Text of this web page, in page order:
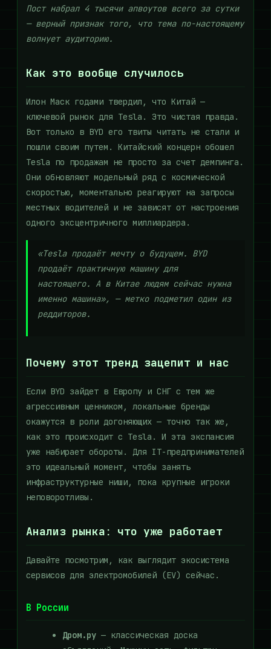
Пост набрал 4 тысячи апвоутов всего за сутки
— верный признак того, что тема по-настоящему
волнует аудиторию.
Как это вообще случилось
Илон Маск годами твердил, что Китай —
ключевой рынок для Tesla. Это чистая правда.
Вот только в BYD его твиты читать не стали и
пошли своим путем. Китайский концерн обошел
Tesla по продажам не просто за счет демпинга.
Они обновляют модельный ряд с космической
скоростью, моментально реагируют на запросы
местных водителей и не зависят от настроения
одного эксцентричного миллиардера.
«Tesla продаёт мечту о будущем. BYD
продаёт практичную машину для
настоящего. А в Китае людям сейчас нужна
именно машина», — метко подметил один из
реддиторов.
Почему этот тренд зацепит и нас
Если BYD зайдет в Европу и СНГ с тем же
агрессивным ценником, локальные бренды
окажутся в роли догоняющих — точно так же,
как это происходит с Tesla. И эта экспансия
уже набирает обороты. Для IT-предпринимателей
это идеальный момент, чтобы занять
инфраструктурные ниши, пока крупные игроки
неповоротливы.
Анализ рынка: что уже работает
Давайте посмотрим, как выглядит экосистема
сервисов для электромобилей (EV) сейчас.
В России
Дром.ру — классическая доска